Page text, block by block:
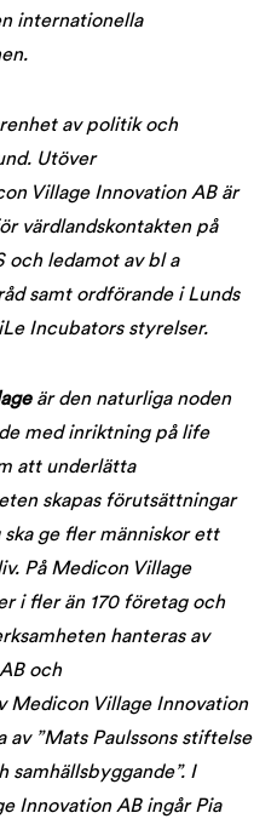
internationella
av politik och
Utöver
Village Innovation AB är
värdlandskontakten på
och ledamot av bl a
samt ordförande i Lunds
Incubators styrelser.
är den naturliga noden
med inriktning på life
att underlätta
skapas förutsättningar
ge fler människor ett
På Medicon Village
i fler än 170 företag och
hanteras av
och
Medicon Village Innovation
av ”Mats Paulssons stiftelse
samhällsbyggande”. I
Innovation AB ingår Pia